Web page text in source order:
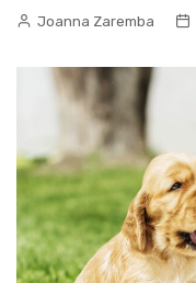
Joanna Zaremba